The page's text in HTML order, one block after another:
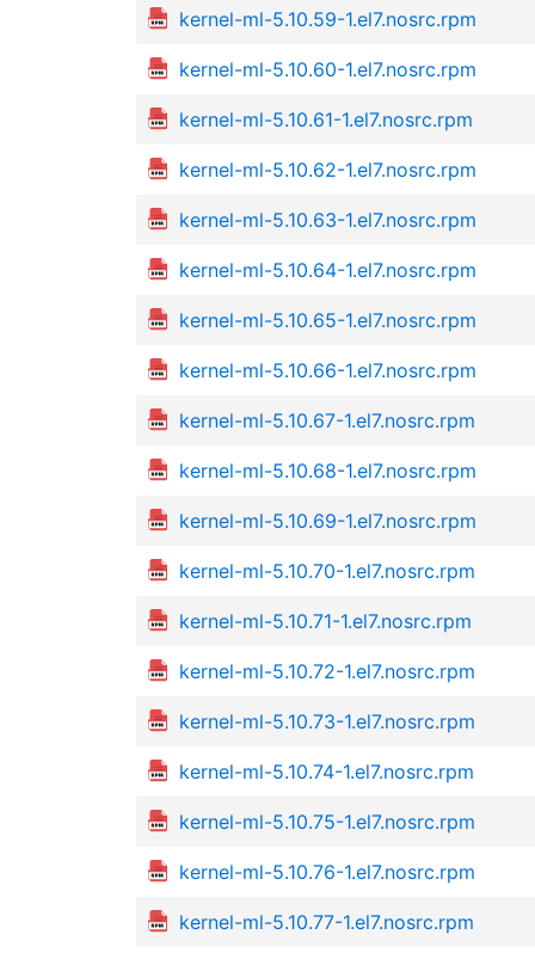
kernel-ml-5.10.59-1.el7.nosrc.rpm
kernel-ml-5.10.60-1.el7.nosrc.rpm
kernel-ml-5.10.61-1.el7.nosrc.rpm
kernel-ml-5.10.62-1.el7.nosrc.rpm
kernel-ml-5.10.63-1.el7.nosrc.rpm
kernel-ml-5.10.64-1.el7.nosrc.rpm
kernel-ml-5.10.65-1.el7.nosrc.rpm
kernel-ml-5.10.66-1.el7.nosrc.rpm
kernel-ml-5.10.67-1.el7.nosrc.rpm
kernel-ml-5.10.68-1.el7.nosrc.rpm
kernel-ml-5.10.69-1.el7.nosrc.rpm
kernel-ml-5.10.70-1.el7.nosrc.rpm
kernel-ml-5.10.71-1.el7.nosrc.rpm
kernel-ml-5.10.72-1.el7.nosrc.rpm
kernel-ml-5.10.73-1.el7.nosrc.rpm
kernel-ml-5.10.74-1.el7.nosrc.rpm
kernel-ml-5.10.75-1.el7.nosrc.rpm
kernel-ml-5.10.76-1.el7.nosrc.rpm
kernel-ml-5.10.77-1.el7.nosrc.rpm